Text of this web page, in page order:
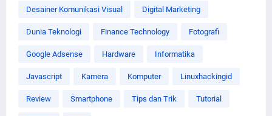
Desainer Komunikasi Visual Digital Marketing
Dunia Teknologi Finance Technology Fotografi
Google Adsense Hardware Informatika
Javascript Kamera Komputer Linuxhackingid
Review Smartphone Tips dan Trik Tutorial